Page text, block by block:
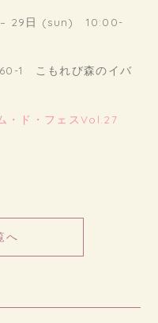
– 29日 (sun) 10:00-
1 こもれび森のイバ
・ド・フェスVol.27
へ